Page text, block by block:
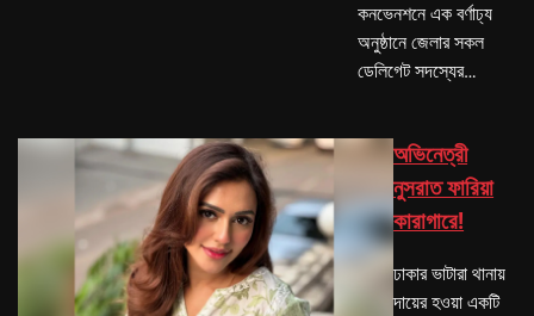
কনভেনশনে এক বর্ণাঢ্য
অনুষ্ঠানে জেলার সকল
ডেলিগেট সদস্যের…
অভিনেত্রী
নুসরাত ফারিয়া
কারাগারে!
ঢাকার ভাটারা থানায়
দায়ের হওয়া একটি